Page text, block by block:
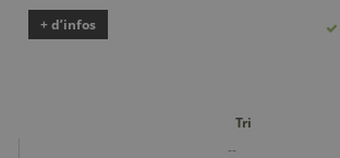
+ d’infos
Tri
--